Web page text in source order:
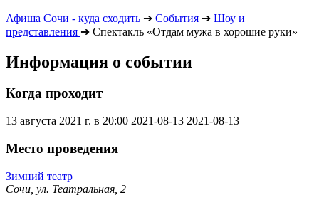
Афиша Сочи - куда сходить ➔ События ➔ Шоу и
представления ➔ Спектакль «Отдам мужа в хорошие руки»
Информация о событии
Когда проходит
13 августа 2021 г. в 20:00 2021-08-13 2021-08-13
Место проведения
Зимний театр
Сочи, ул. Театральная, 2